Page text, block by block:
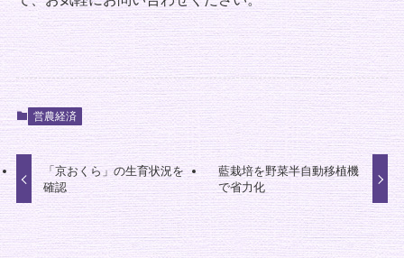
営農経済
「京おくら」の生育状況を
確認
藍栽培を野菜半自動移植機
で省力化